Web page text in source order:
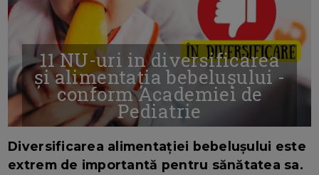
11 NU-uri in diversificarea
și alimentația bebelușului -
conform Academiei de
Pediatrie
Diversificarea alimentației bebelușului este
extrem de importantă pentru sănătatea sa.